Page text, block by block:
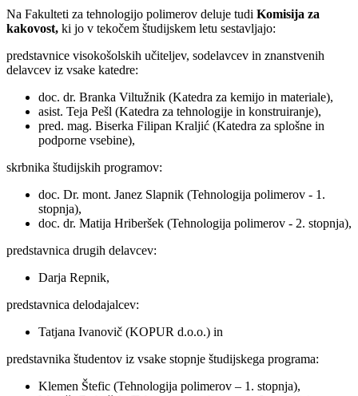
Na Fakulteti za tehnologijo polimerov deluje tudi Komisija za
kakovost, ki jo v tekočem študijskem letu sestavljajo:
predstavnice visokošolskih učiteljev, sodelavcev in znanstvenih
delavcev iz vsake katedre:
doc. dr. Branka Viltužnik (Katedra za kemijo in materiale),
asist. Teja Pešl (Katedra za tehnologije in konstruiranje),
pred. mag. Biserka Filipan Kraljić (Katedra za splošne in
podporne vsebine),
skrbnika študijskih programov:
doc. Dr. mont. Janez Slapnik (Tehnologija polimerov - 1.
stopnja),
doc. dr. Matija Hriberšek (Tehnologija polimerov - 2. stopnja),
predstavnica drugih delavcev:
Darja Repnik,
predstavnica delodajalcev:
Tatjana Ivanovič (KOPUR d.o.o.) in
predstavnika študentov iz vsake stopnje študijskega programa:
Klemen Štefic (Tehnologija polimerov – 1. stopnja),